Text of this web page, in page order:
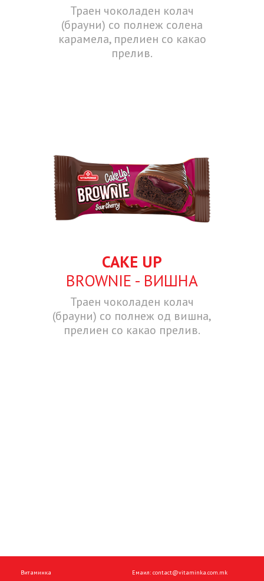
Траен чоколаден колач
(брауни) со полнеж солена
карамела, прелиен со какао
прелив.
CAKE UP
BROWNIE - ВИШНА
Траен чоколаден колач
(брауни) со полнеж од вишна,
прелиен со какао прелив.
Витаминка
Емаил: contact@vitaminka.com.mk